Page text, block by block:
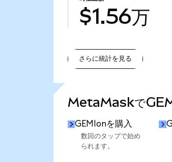
$1.56万
さらに統計を見る
MetaMaskで
GEMIonを購入
数回のタップで始め
られます。